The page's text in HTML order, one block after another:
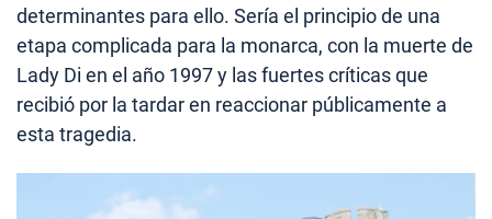
determinantes para ello. Sería el principio de una
etapa complicada para la monarca, con la muerte de
Lady Di en el año 1997 y las fuertes críticas que
recibió por la tardar en reaccionar públicamente a
esta tragedia.